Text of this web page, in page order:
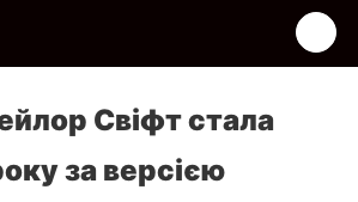
Свіфт стала
за версією